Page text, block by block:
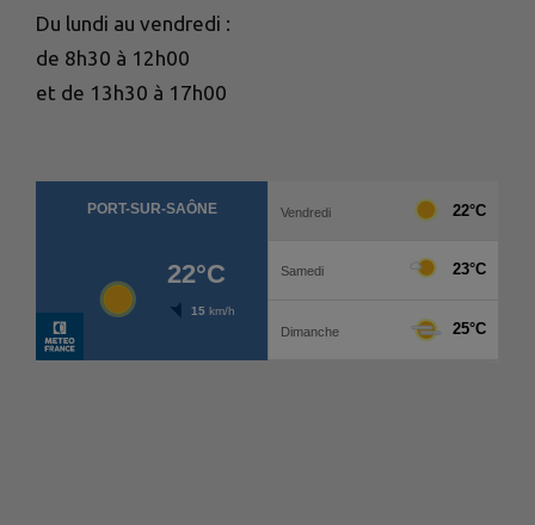
Du lundi au vendredi :
de 8h30 à 12h00
et de 13h30 à 17h00